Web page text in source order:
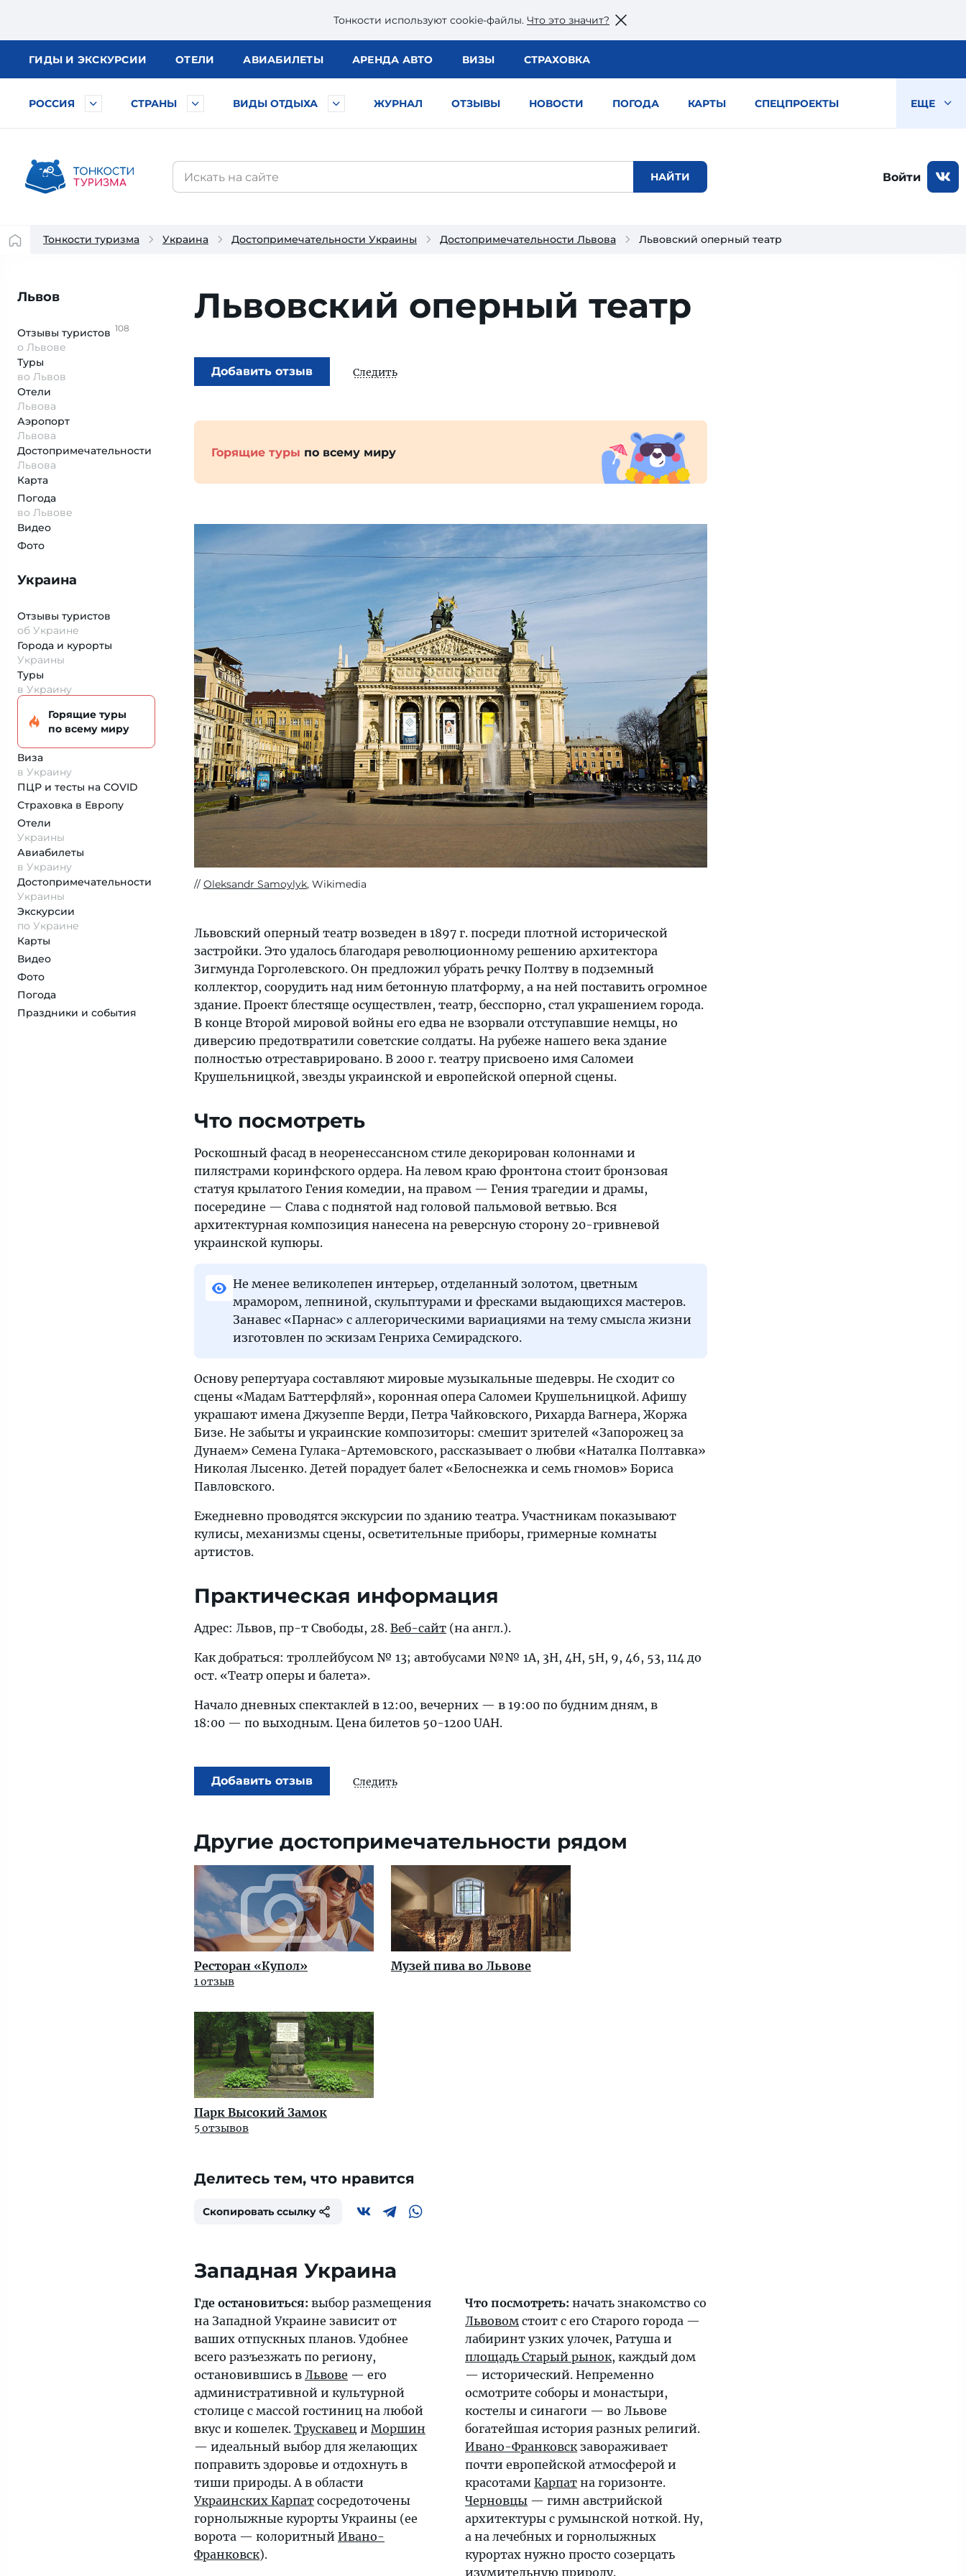
Тонкости используют сookie-файлы. Что это значит?
ГИДЫ И ЭКСКУРСИИ ОТЕЛИ АВИАБИЛЕТЫ АРЕНДА АВТО ВИЗЫ СТРАХОВКА
РОССИЯ СТРАНЫ ВИДЫ ОТДЫХА ЖУРНАЛ ОТЗЫВЫ НОВОСТИ ПОГОДА КАРТЫ СПЕЦПРОЕКТЫ ЕЩЕ
Войти
Тонкости туризма Украина Достопримечательности Украины Достопримечательности Львова Львовский оперный театр
Львов
Отзывы туристов 108
о Львове
Туры
во Львов
Отели
Львова
Аэропорт
Львова
Достопримеча­тельности
Львова
Карта
Погода
во Львове
Видео
Фото
Украина
Отзывы туристов
об Украине
Города и курорты
Украины
Туры
в Украину
Горящие туры
по всему миру
Виза
в Украину
ПЦР и тесты на COVID
Страховка в Европу
Отели
Украины
Авиабилеты
в Украину
Достопримеча­тельности
Украины
Экскурсии
по Украине
Карты
Видео
Фото
Погода
Праздники и события
Львовский оперный театр
Добавить отзыв Следить
Горящие туры по всему миру
Oleksandr Samoylyk, Wikimedia
Львовский оперный театр возведен в 1897 г. посреди плотной исторической
застройки. Это удалось благодаря революционному решению архитектора
Зигмунда Горголевского. Он предложил убрать речку Полтву в подземный
коллектор, соорудить над ним бетонную платформу, а на ней поставить огромное
здание. Проект блестяще осуществлен, театр, бесспорно, стал украшением города.
В конце Второй мировой войны его едва не взорвали отступавшие немцы, но
диверсию предотвратили советские солдаты. На рубеже нашего века здание
полностью отреставрировано. В 2000 г. театру присвоено имя Саломеи
Крушельницкой, звезды украинской и европейской оперной сцены.
Что посмотреть
Роскошный фасад в неоренессансном стиле декорирован колоннами и
пилястрами коринфского ордера. На левом краю фронтона стоит бронзовая
статуя крылатого Гения комедии, на правом — Гения трагедии и драмы,
посередине — Слава с поднятой над головой пальмовой ветвью. Вся
архитектурная композиция нанесена на реверсную сторону 20-гривневой
украинской купюры.
Не менее великолепен интерьер, отделанный золотом, цветным
мрамором, лепниной, скульптурами и фресками выдающихся мастеров.
Занавес «Парнас» с аллегорическими вариациями на тему смысла жизни
изготовлен по эскизам Генриха Семирадского.
Основу репертуара составляют мировые музыкальные шедевры. Не сходит со
сцены «Мадам Баттерфляй», коронная опера Саломеи Крушельницкой. Афишу
украшают имена Джузеппе Верди, Петра Чайковского, Рихарда Вагнера, Жоржа
Бизе. Не забыты и украинские композиторы: смешит зрителей «Запорожец за
Дунаем» Семена Гулака-Артемовского, рассказывает о любви «Наталка Полтавка»
Николая Лысенко. Детей порадует балет «Белоснежка и семь гномов» Бориса
Павловского.
Ежедневно проводятся экскурсии по зданию театра. Участникам показывают
кулисы, механизмы сцены, осветительные приборы, гримерные комнаты
артистов.
Практическая информация
Адрес: Львов, пр-т Свободы, 28. Веб-сайт (на англ.).
Как добраться: троллейбусом № 13; автобусами №№ 1А, 3Н, 4Н, 5Н, 9, 46, 53, 114 до
ост. «Театр оперы и балета».
Начало дневных спектаклей в 12:00, вечерних — в 19:00 по будним дням, в
18:00 — по выходным. Цена билетов 50-1200 UAH.
Добавить отзыв Следить
Другие достопримечательности рядом
Ресторан «Купол»
1 отзыв
Музей пива во Львове
Парк Высокий Замок
5 отзывов
Делитесь тем, что нравится
Скопировать ссылку
Где остановиться: выбор размещения
на Западной Украине зависит от
ваших отпускных планов. Удобнее
всего разъезжать по региону,
остановившись в Львове — его
административной и культурной
столице с массой гостиниц на любой
вкус и кошелек. Трускавец и Моршин
— идеальный выбор для желающих
поправить здоровье и отдохнуть в
тиши природы. А в области
Украинских Карпат сосредоточены
горнолыжные курорты Украины (ее
ворота — колоритный Ивано-
Франковск).
Что посмотреть: начать знакомство со
Львовом стоит с его Старого города —
лабиринт узких улочек, Ратуша и
площадь Старый рынок, каждый дом
— исторический. Непременно
осмотрите соборы и монастыри,
костелы и синагоги — во Львове
богатейшая история разных религий.
Ивано-Франковскзавораживает
почти европейской атмосферой и
красотами Карпат на горизонте.
Черновцы — гимн австрийской
архитектуры с румынской ноткой. Ну,
а на лечебных и горнолыжных
курортах нужно просто созерцать
изумительную природу.